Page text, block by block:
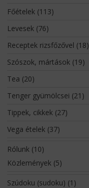
Főételek(113)
Levesek(76)
Receptek rizsfőzővel (18)
Szószok, mártások(19)
Tea (20)
Tenger gyümölcsei (21)
Tippek, cikkek(27)
Vega ételek(37)
Rólunk(10)
Közlemények(5)
Szúdoku (sudoku) (1)